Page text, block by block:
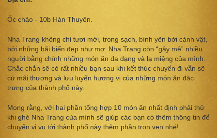
Ốc chảo - 10b Hàn Thuyên.
Nha Trang không chỉ tươi mới, trong sạch, bình yên bởi cảnh vật,
bởi những bãi biển đẹp như mơ. Nha Trang còn “gây mê” nhiều
người bằng chính những món ăn đa dạng và lạ miệng của mình.
Chắc chắn sẽ có rất nhiều bạn sau khi kết thúc chuyến đi vẫn sẽ
cứ mãi thương và lưu luyến hương vị của những món ăn đặc
trưng của thành phố này.
Mong rằng, với hai phần tổng hợp 10 món ăn nhất định phải thử
khi ghé Nha Trang của mình sẽ giúp các bạn có thêm thông tin để
chuyến vi vu tới thành phố này thêm phần trọn vẹn nhé!